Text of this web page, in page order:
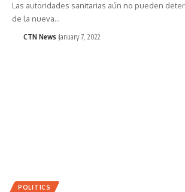
Las autoridades sanitarias aún no pueden
de la nueva…
CTN News January 7, 2022
POLITICS